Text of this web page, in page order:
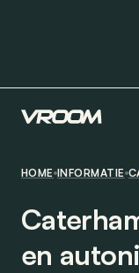
HOME INFORMATIE
en